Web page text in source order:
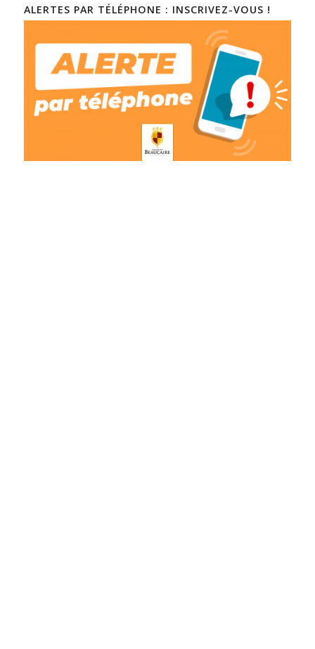
ALERTES PAR TÉLÉPHONE : INSCRIVEZ-VOUS !